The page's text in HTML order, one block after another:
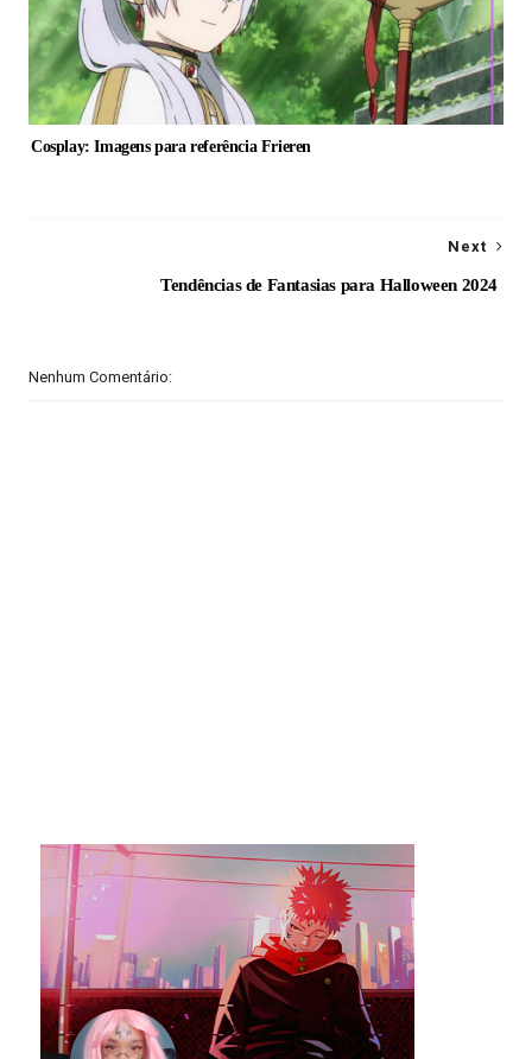
Cosplay: Imagens para referência Frieren
Next
Tendências de Fantasias para Halloween 2024
Nenhum Comentário: